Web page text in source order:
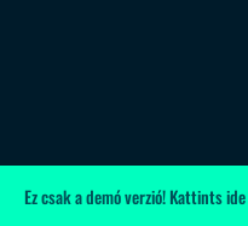
Ez csak a demó verzió!Kattints ide